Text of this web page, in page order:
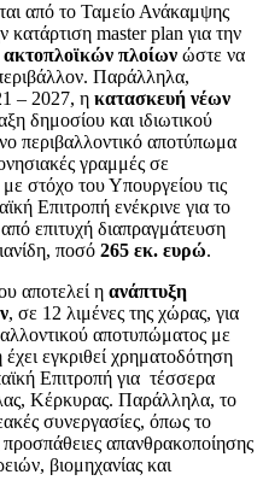
από το Ταμείο Ανάκαμψης
κατάρτιση master plan για την
πλοίων ώστε να
Παράλληλα,
– 2027, η κατασκευή νέων
δημοσίου και ιδιωτικού
περιβαλλοντικό αποτύπωμα
γραμμές σε
στόχο του Υπουργείου τις
Επιτροπή ενέκρινε για το
επιτυχή διαπραγμάτευση
ποσό 265 εκ. ευρώ.
αποτελεί η ανάπτυξη
, σε 12 λιμένες της χώρας, για
αποτυπώματος με
εγκριθεί χρηματοδότηση
Επιτροπή για τέσσερα
Κέρκυρας. Παράλληλα, το
συνεργασίες, όπως το
απανθρακοποίησης
βιομηχανίας και